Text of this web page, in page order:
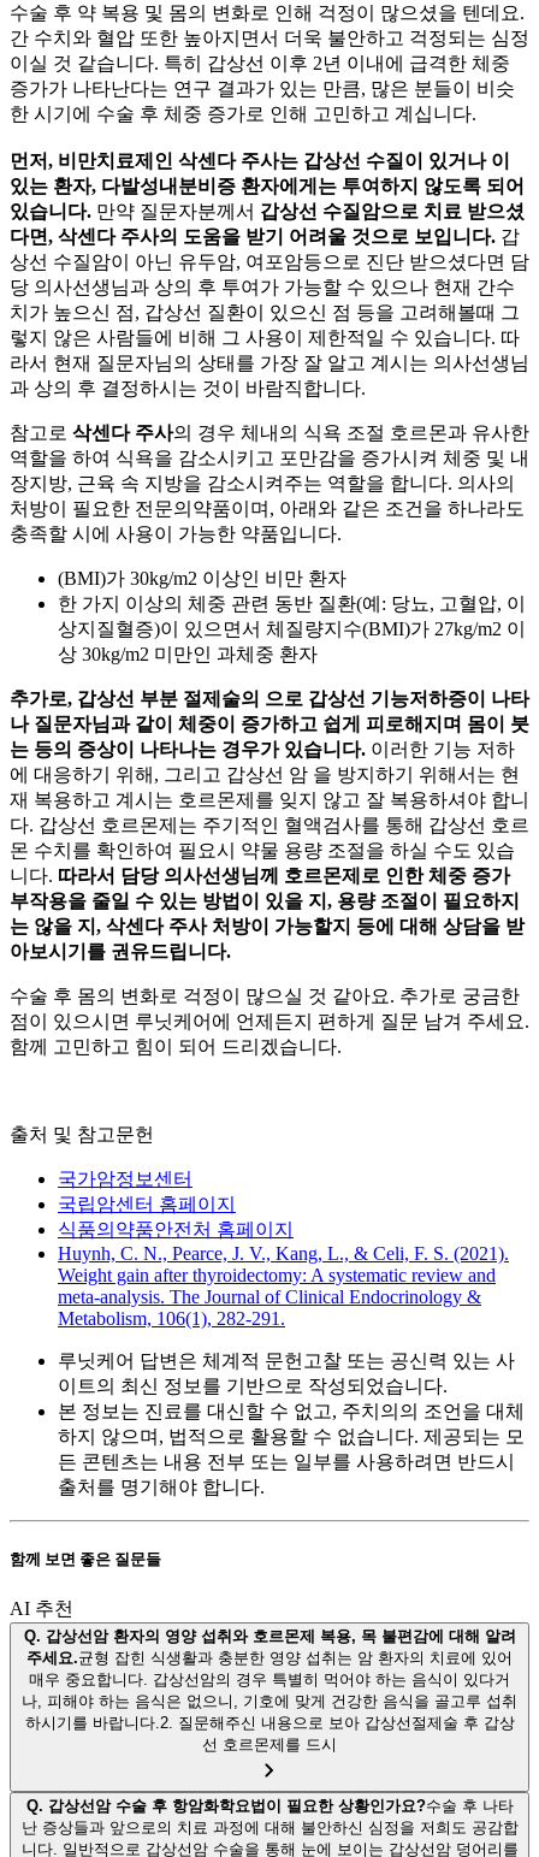
수술 후 약 복용 및 몸의 변화로 인해 걱정이 많으셨을 텐데요.
간 수치와 혈압 또한 높아지면서 더욱 불안하고 걱정되는 심정
이실 것 같습니다. 특히 갑상선 이후 2년 이내에 급격한 체중
증가가 나타난다는 연구 결과가 있는 만큼, 많은 분들이 비슷
한 시기에 수술 후 체중 증가로 인해 고민하고 계십니다.
먼저, 비만치료제인 삭센다 주사는 갑상선 수질 이 있거나 이
있는 환자, 다발성내분비 증 환자에게는 투여하지 않도록 되어
있습니다. 만약 질문자분께서 갑상선 수질암으로 치료 받으셨
다면, 삭센다 주사의 도움을 받기 어려울 것으로 보입니다. 갑
상선 수질암이 아닌 유두암, 여포암등으로 진단 받으셨다면 담
당 의사선생님과 상의 후 투여가 가능할 수 있으나 현재 간수
치가 높으신 점, 갑상선 질환이 있으신 점 등을 고려해볼때 그
렇지 않은 사람들에 비해 그 사용이 제한적일 수 있습니다. 따
라서 현재 질문자님의 상태를 가장 잘 알고 계시는 의사선생님
과 상의 후 결정하시는 것이 바람직합니다.
참고로 삭센다 주사의 경우 체내의 식욕 조절 호르몬과 유사한
역할을 하여 식욕을 감소시키고 포만감을 증가시켜 체중 및 내
장지방, 근육 속 지방을 감소시켜주는 역할을 합니다. 의사의
처방이 필요한 전문의약품이며, 아래와 같은 조건을 하나라도
충족할 시에 사용이 가능한 약품입니다.
(BMI)가 30kg/m2 이상인 비만 환자
한 가지 이상의 체중 관련 동반 질환(예: 당뇨, 고혈압, 이
상지질혈증)이 있으면서 체질량지수(BMI)가 27kg/m2 이
상 30kg/m2 미만인 과체중 환자
추가로, 갑상선 부분 절제술의 으로 갑상선 기능저하증이 나타
나 질문자님과 같이 체중이 증가하고 쉽게 피로해지며 몸이 붓
는 등의 증상이 나타나는 경우가 있습니다. 이러한 기능 저하
에 대응하기 위해, 그리고 갑상선 암 을 방지하기 위해서는 현
재 복용하고 계시는 호르몬제를 잊지 않고 잘 복용하셔야 합니
다. 갑상선 호르몬제는 주기적인 혈액검사를 통해 갑상선 호르
몬 수치를 확인하여 필요시 약물 용량 조절을 하실 수도 있습
니다. 따라서 담당 의사선생님께 호르몬제로 인한 체중 증가
부작용을 줄일 수 있는 방법이 있을 지, 용량 조절이 필요하지
는 않을 지, 삭센다 주사 처방이 가능할지 등에 대해 상담을 받
아보시기를 권유드립니다.
수술 후 몸의 변화로 걱정이 많으실 것 같아요. 추가로 궁금한
점이 있으시면 루닛케어에 언제든지 편하게 질문 남겨 주세요.
함께 고민하고 힘이 되어 드리겠습니다.
출처 및 참고문헌
국가암정보센터
국립암센터 홈페이지
식품의약품안전처 홈페이지
Huynh, C. N., Pearce, J. V., Kang, L., & Celi, F. S. (2021).
Weight gain after thyroidectomy: A systematic review and
meta-analysis. The Journal of Clinical Endocrinology &
Metabolism, 106(1), 282-291.
루닛케어 답변은 체계적 문헌고찰 또는 공신력 있는 사
이트의 최신 정보를 기반으로 작성되었습니다.
본 정보는 진료를 대신할 수 없고, 주치의의 조언을 대체
하지 않으며, 법적으로 활용할 수 없습니다. 제공되는 모
든 콘텐츠는 내용 전부 또는 일부를 사용하려면 반드시
출처를 명기해야 합니다.
함께 보면 좋은 질문들
AI 추천
Q. 갑상선암 환자의 영양 섭취와 호르몬제 복용, 목 불편감에 대해 알려
주세요.균형 잡힌 식생활과 충분한 영양 섭취는 암 환자의 치료에 있어
매우 중요합니다. 갑상선암의 경우 특별히 먹어야 하는 음식이 있다거
나, 피해야 하는 음식은 없으니, 기호에 맞게 건강한 음식을 골고루 섭취
하시기를 바랍니다.2. 질문해주신 내용으로 보아 갑상선절제술 후 갑상
선 호르몬제를 드시
Q. 갑상선암 수술 후 항암화학요법이 필요한 상황인가요?수술 후 나타
난 증상들과 앞으로의 치료 과정에 대해 불안하신 심정을 저희도 공감합
니다. 일반적으로 갑상선암 수술을 통해 눈에 보이는 갑상선암 덩어리를